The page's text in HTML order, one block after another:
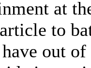
at
to
out